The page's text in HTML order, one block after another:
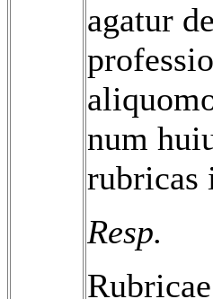
agatur
num
rubricas
Resp.